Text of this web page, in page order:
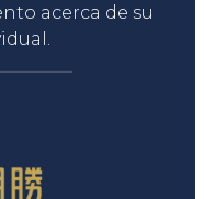
acerca de su